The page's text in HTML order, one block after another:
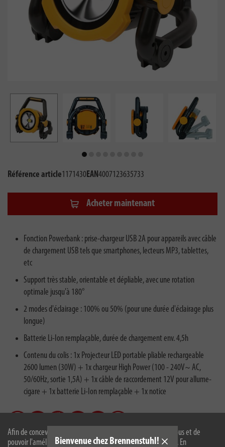
Afin de concevoir notre site web de manière optimale pour vous et de
pouvoir l'améliorer en permanence, nous utilisons des cookies. En
Bienvenue chez Brennenstuhl!
Référence article1171430EAN4007123635733
Acheter maintenant
Fonction Powerbank : prise-chargeur USB 2A pour appareils avec câble
de chargement USB tels que smartphones, lecteurs MP3, tablettes,
etc
Support très stable, orientable et dépliable, avec une rotation
optimale jusqu'à 180°
2 modes d'éclairage : 100% ou 50% (pour une durée d'éclairage plus
longue)
Batterie Li-Ion remplaçable, durée de chargement env. 4,5h
Contenu du colis : 1x Projecteur LED portable pliable rechargeable
2600 lumen (30W) + 1x chargeur High Power (100 - 240V~ AC,
50/60Hz, sortie 1,5A) + 1x câble de raccordement 12V pour allume-
cigare + 1x batterie Li-Ion remplaçable + 1x notice